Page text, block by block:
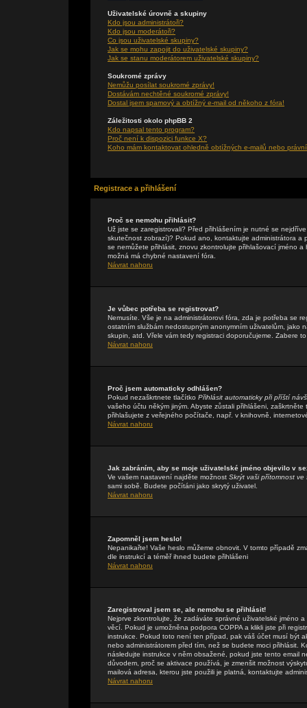
Uživatelské úrovně a skupiny
Kdo jsou administrátoři?
Kdo jsou moderátoři?
Co jsou uživatelské skupiny?
Jak se mohu zapojit do uživatelské skupiny?
Jak se stanu moderátorem uživatelské skupiny?
Soukromé zprávy
Nemůžu posílat soukromé zprávy!
Dostávám nechtěné soukromé zprávy!
Dostal jsem spamový a obtížný e-mail od někoho z fóra!
Záležitosti okolo phpBB 2
Kdo napsal tento program?
Proč není k dispozici funkce X?
Koho mám kontaktovat ohledně obtížných e-mailů nebo
Registrace a přihlášení
Proč se nemohu přihlásit?
Už jste se zaregistrovali? Před přihlášením je nutné se
skutečnost zobrazí)? Pokud ano, kontaktujte administrátora
se nemůžete přihlásit, znovu zkontrolujte přihlašovací jméno
možná má chybné nastavení fóra.
Návrat nahoru
Je vůbec potřeba se registrovat?
Nemusíte. Vše je na administrátorovi fóra, zda je potřeba se
ostatním službám nedostupným anonymním uživatelům, jako
skupin, atd. Vřele vám tedy registraci doporučujeme. Zabere
Návrat nahoru
Proč jsem automaticky odhlášen?
Pokud nezaškrtnete tlačítko Přihlásit automaticky při příští
vašeho účtu někým jiným. Abyste zůstali přihlášeni,
přihlašujete z veřejného počítače, např. v knihovně,
Návrat nahoru
Jak zabráním, aby se moje uživatelské jméno objevilo v
Ve vašem nastavení najděte možnost Skrýt vaši přítomnost ve
sami sobě. Budete počítáni jako skrytý uživatel.
Návrat nahoru
Zapomněl jsem heslo!
Nepanikařte! Vaše heslo můžeme obnovit. V tomto případě
dle instrukcí a téměř ihned budete přihlášeni
Návrat nahoru
Zaregistroval jsem se, ale nemohu se přihlásit!
Nejprve zkontrolujte, že zadáváte správné uživatelské jméno
věcí. Pokud je umožněna podpora COPPA a klikli jste při
instrukce. Pokud toto není ten případ, pak váš účet musí být
nebo administrátorem před tím, než se budete moci přihlásit.
následujte instrukce v něm obsažené, pokud jste tento email
důvodem, proč se aktivace používá, je zmenšit možnost
mailová adresa, kterou jste použili je platná, kontaktujte
Návrat nahoru